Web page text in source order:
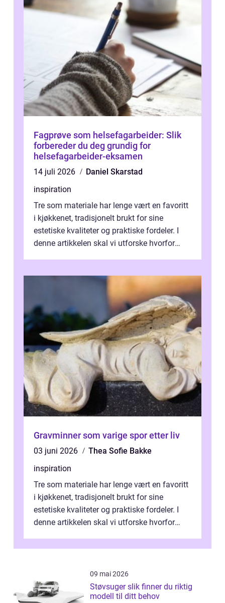
Fagprøve som helsefagarbeider: Slik
forbereder du deg grundig for
helsefagarbeider-eksamen
14 juli 2026
Daniel Skarstad
inspiration
Tre som materiale har lenge vært en favoritt
i kjøkkenet, tradisjonelt brukt for sine
estetiske kvaliteter og praktiske fordeler. I
denne artikkelen skal vi utforske hvorfor
Gravminner som varige spor etter liv
03 juni 2026
Thea Sofie Bakke
inspiration
Tre som materiale har lenge vært en favoritt
i kjøkkenet, tradisjonelt brukt for sine
estetiske kvaliteter og praktiske fordeler. I
denne artikkelen skal vi utforske hvorfor
09 mai 2026
Støvsuger slik finner du riktig
modell til ditt behov